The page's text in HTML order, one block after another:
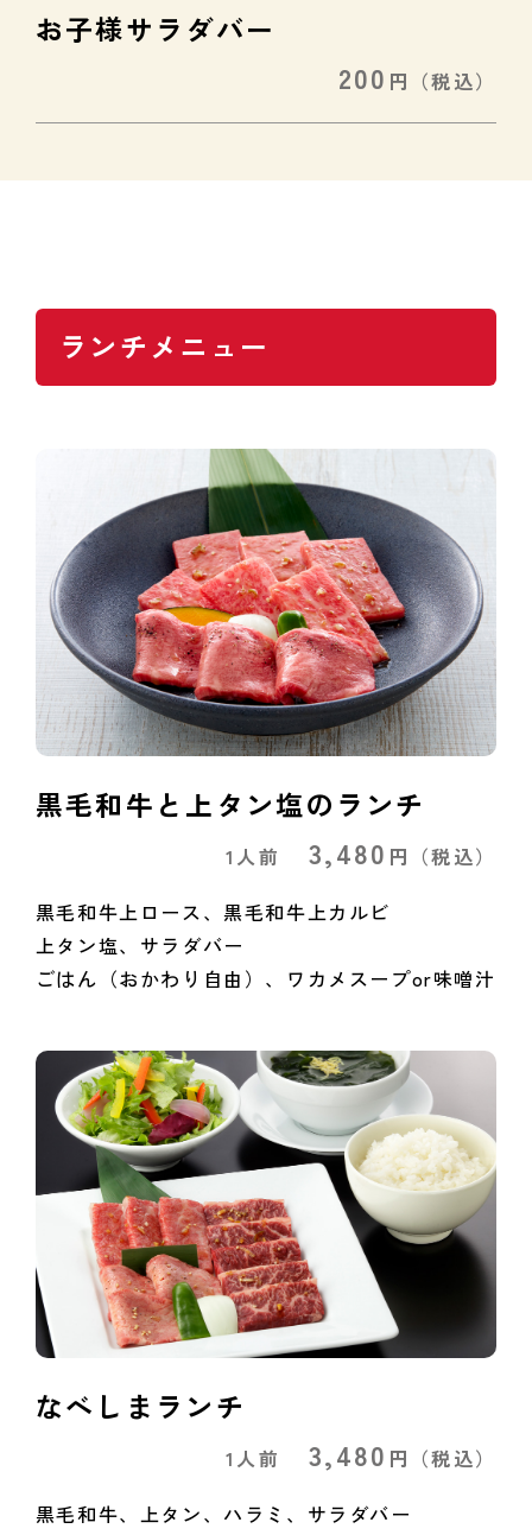
お子様サラダバー
200 円 （税込）
ランチメニュー
黒毛和牛と上タン塩のランチ
1人前 3,480 円 （税込）
黒毛和牛上ロース、黒毛和牛上カルビ
上タン塩、サラダバー
ごはん（おかわり自由）、ワカメスープor味噌汁
なべしまランチ
1人前 3,480 円 （税込）
黒毛和牛、上タン、ハラミ、サラダバー